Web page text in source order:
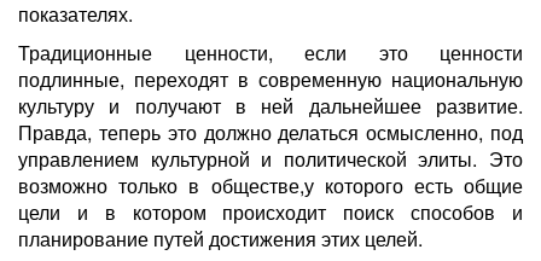
показателях.
Традиционные ценности, если это ценности
подлинные, переходят в современную национальную
культуру и получают в ней дальнейшее развитие.
Правда, теперь это должно делаться осмысленно, под
управлением культурной и политической элиты. Это
возможно только в обществе,у которого есть общие
цели и в котором происходит поиск способов и
планирование путей достижения этих целей.